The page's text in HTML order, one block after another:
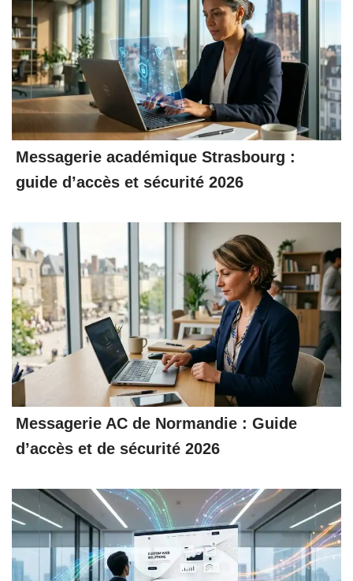
Messagerie académique Strasbourg :
guide d’accès et sécurité 2026
Messagerie AC de Normandie : Guide
d’accès et de sécurité 2026